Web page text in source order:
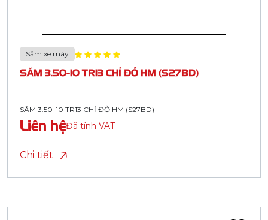
Săm xe máy
SĂM 3.50-10 TR13 CHỈ ĐỎ HM (S27BD)
SĂM 3.50-10 TR13 CHỈ ĐỎ HM (S27BD)
Liên hệĐã tính VAT
Chi tiết